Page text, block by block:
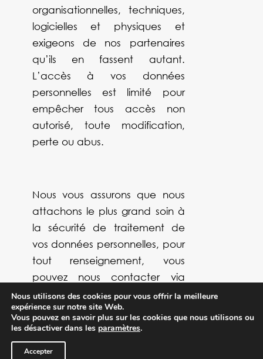
organisationnelles, techniques,
logicielles et physiques et
exigeons de nos partenaires
qu’ils en fassent autant.
L’accès à vos données
personnelles est limité pour
empêcher tous accès non
autorisé, toute modification,
perte ou abus.
Nous vous assurons que nous
attachons le plus grand soin à
la sécurité de traitement de
vos données personnelles, pour
tout renseignement, vous
pouvez nous contacter via
cette adresse email :
‪‪tine.krumhorn@gmail.com.
Nous utilisons des cookies pour vous offrir la meilleure
expérience sur notre site Web.
Vous pouvez en savoir plus sur les cookies que nous utilisons ou
les désactiver dans les paramètres.
Accepter